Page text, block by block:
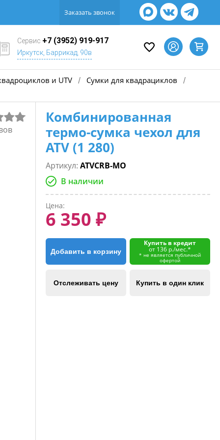
Заказать звонок
Сервис +7 (3952) 919-917
Иркутск, Баррикад, 90в
и UTV / Сумки для квадрациклов /
Комбинированная
термо-сумка чехол для
ATV (1 280)
Артикул: ATVCRB-MO
В наличии
Цена:
6 350 ₽
Добавить в корзину
Купить в кредит
от 136 р./мес.*
* не является публичной
офертой
Отслеживать цену Купить в один клик